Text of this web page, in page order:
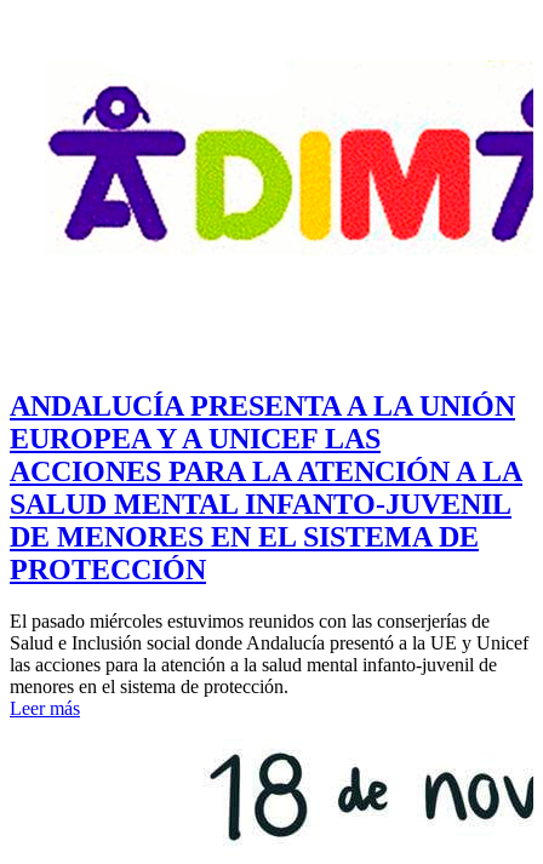
ANDALUCÍA PRESENTA A LA UNIÓN
EUROPEA Y A UNICEF LAS
ACCIONES PARA LA ATENCIÓN A LA
SALUD MENTAL INFANTO-JUVENIL
DE MENORES EN EL SISTEMA DE
PROTECCIÓN
El pasado miércoles estuvimos reunidos con las conserjerías de
Salud e Inclusión social donde Andalucía presentó a la UE y Unicef
las acciones para la atención a la salud mental infanto-juvenil de
menores en el sistema de protección.
Leer más